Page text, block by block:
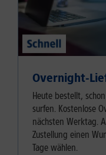
Overnight-
Heute bestellt,
surfen. Kostenlose
nächsten Werktag.
Zustellung einen
Tage wählen.